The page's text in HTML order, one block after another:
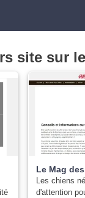
site sur
Le Mag
Les chiens
d'attention